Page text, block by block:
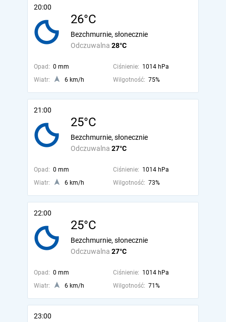
20:00
26°C
Odczuwalna 28°C
Bezchmurnie, słonecznie
Opad: 0 mm Ciśnienie: 1014 hPa
Wiatr:
6 km/h Wilgotność: 75%
21:00
25°C
Odczuwalna 27°C
Bezchmurnie, słonecznie
Opad: 0 mm Ciśnienie: 1014 hPa
Wiatr:
6 km/h Wilgotność: 73%
22:00
25°C
Odczuwalna 27°C
Bezchmurnie, słonecznie
Opad: 0 mm Ciśnienie: 1014 hPa
Wiatr:
6 km/h Wilgotność: 71%
23:00